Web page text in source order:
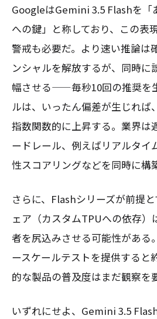
GoogleはGemini 3.5 Flashを「
への鍵」と称しており、この表
警戒も必要だ。より速い推論は
ンシャルを解放するが、同時に
幅させる——毎秒10回の推奨を
ルは、いったん偏差が生じれば
指数関数的に上昇する。業界は
ードレール、例えばリアルタイ
性スコアリングなどを同時に構
さらに、Flashシリーズが前提
ェア（カスタムTPUへの依存）
者を尻込みさせる可能性がある
ースケールテストを提供すると
的な製品の普及度はまだ観察を
いずれにせよ、Gemini 3.5